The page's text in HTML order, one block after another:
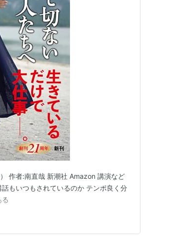
作者:南直哉 新潮社 Amazon 講演など
もいつもされているのか テンポ良く分